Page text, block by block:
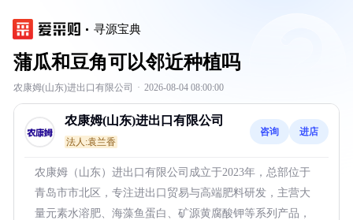
寻源宝典
蒲瓜和豆角可以邻近种植吗
农康姆(山东)进出口有限公司 · 2026-08-04 08:00:00
农康姆(山东)进出口有限公司
法人:袁兰香
咨询 进店
农康姆（山东）进出口有限公司成立于2023年，总部位于
青岛市市北区，专注进出口贸易与高端肥料研发，主营大
量元素水溶肥、海藻鱼蛋白、矿源黄腐酸钾等系列产品，